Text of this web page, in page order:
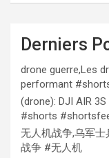
Derniers
drone guerre,Les
performant
(drone): DJI AIR
#shorts
无人机战争,乌军
战争 #无人机